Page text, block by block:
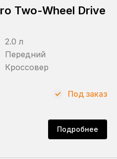
Two-Wheel Drive
2.0 л
Передний
Кроссовер
Подробнее
Под заказ